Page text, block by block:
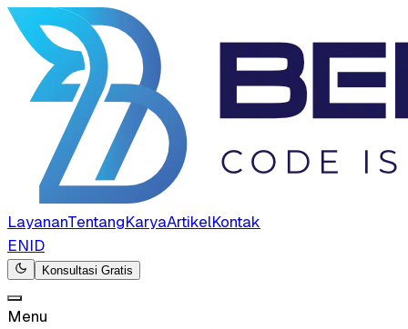
LayananTentangKaryaArtikelKontak
ENID
Konsultasi Gratis
Menu